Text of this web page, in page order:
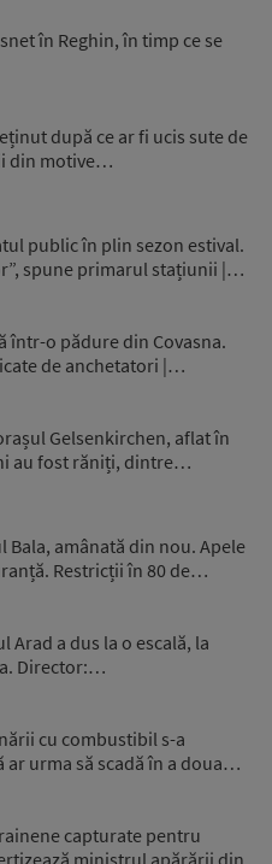
în Reghin, în timp ce se
după ce ar fi ucis sute de
din motive…
public în plin sezon estival.
spune primarul stațiunii |…
într-o pădure din Covasna.
de anchetatori |…
Gelsenkirchen, aflat în
au fost răniți, dintre…
amânată din nou. Apele
Restricții în 80 de…
Arad a dus la o escală, la
Director:…
cu combustibil s-a
urma să scadă în a doua…
capturate pentru
ministrul apărării din